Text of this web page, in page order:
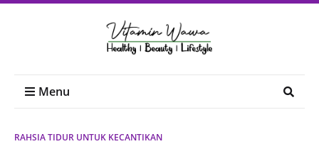
Menu
RAHSIA TIDUR UNTUK KECANTIKAN